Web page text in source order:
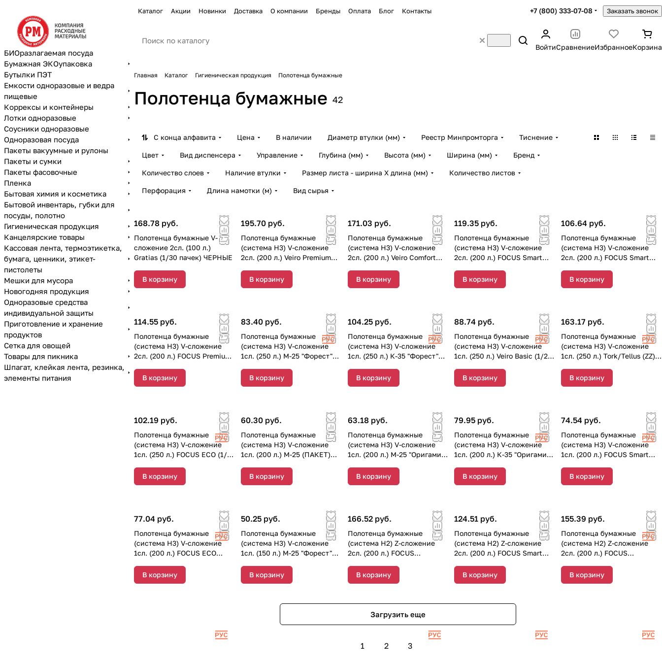
Каталог Акции Новинки Доставка О компании Бренды Оплата Блог Контакты +7 (800) 333-07-08 Заказать звонок
ВойтиСравнениеИзбранноеКорзина
Главная Каталог Гигиеническая продукция Полотенца бумажные
Полотенца бумажные 42
С конца алфавита Цена В наличии Диаметр втулки (мм) Реестр Минпромторга Тиснение
Цвет Вид диспенсера Управление Глубина (мм) Высота (мм) Ширина (мм) Бренд
Количество слоев Наличие втулки Размер листа - ширина Х длина (мм) Количество листов
Перфорация Длина намотки (м) Вид сырья
168.78 руб.
Полотенца бумажные V-
сложение 2сл. (100 л.)
Gratias (1/30 пачек) ЧЕРНЫЕ
В корзину
195.70 руб.
Полотенца бумажные
(система Н3) V-сложение
2сл. (200 л.) Veiro Premium
В корзину
171.03 руб.
Полотенца бумажные
(система Н3) V-сложение
2сл. (200 л.) Veiro Comfort
В корзину
119.35 руб.
Полотенца бумажные
(система Н3) V-сложение
2сл. (200 л.) FOCUS Smart
В корзину
106.64 руб.
Полотенца бумажные
(система Н3) V-сложение
2сл. (200 л.) FOCUS Smart
В корзину
114.55 руб.
Полотенца бумажные
(система Н3) V-сложение
2сл. (200 л.) FOCUS Premium
В корзину
83.40 руб.
Полотенца бумажные
(система Н3) V-сложение
1сл. (250 л.) М-25 "Форест"
В корзину
104.25 руб.
Полотенца бумажные
(система Н3) V-сложение
1сл. (250 л.) К-35 "Форест"
В корзину
88.74 руб.
Полотенца бумажные
(система Н3) V-сложение
1сл. (250 л.) Veiro Basic (1/20
В корзину
163.17 руб.
Полотенца бумажные
(система Н3) V-сложение
1сл. (250 л.) Tork/Tellus (ZZ)
В корзину
102.19 руб.
Полотенца бумажные
(система Н3) V-сложение
1сл. (250 л.) FOCUS ECO (1/15
В корзину
60.30 руб.
Полотенца бумажные
(система Н3) V-сложение
1сл. (200 л.) М-25 (ПАКЕТ)
В корзину
63.18 руб.
Полотенца бумажные
(система Н3) V-сложение
1сл. (200 л.) М-25 "Оригами"
В корзину
79.95 руб.
Полотенца бумажные
(система Н3) V-сложение
1сл. (200 л.) К-35 "Оригами"
В корзину
74.54 руб.
Полотенца бумажные
(система Н3) V-сложение
1сл. (200 л.) FOCUS Smart
В корзину
77.04 руб.
Полотенца бумажные
(система Н3) V-сложение
1сл. (200 л.) FOCUS ECO
В корзину
50.25 руб.
Полотенца бумажные
(система Н3) V-сложение
1сл. (150 л.) М-25 "Форест"
В корзину
166.52 руб.
Полотенца бумажные
(система Н2) Z-сложение
2сл. (200 л.) FOCUS
пачек) 5083802
В корзину
124.51 руб.
Полотенца бумажные
(система Н2) Z-сложение
2сл. (200 л.) FOCUS Smart
В корзину
155.39 руб.
Полотенца бумажные
(система Н2) Z-сложение
2сл. (200 л.) FOCUS
5083775
В корзину
Загрузить еще
1 2 3
БИОразлагаемая посуда
Бумажная ЭКОупаковка
Бутылки ПЭТ
Емкости одноразовые и ведра
пищевые
Коррексы и контейнеры
Лотки одноразовые
Соусники одноразовые
Одноразовая посуда
Пакеты вакуумные и рулоны
Пакеты и сумки
Пакеты фасовочные
Пленка
Бытовая химия и косметика
Бытовой инвентарь, губки для
посуды, полотно
Гигиеническая продукция
Канцелярские товары
Кассовая лента, термоэтикетка,
бумага, ценники, этикет-
пистолеты
Мешки для мусора
Новогодняя продукция
Одноразовые средства
индивидуальной защиты
Приготовление и хранение
продуктов
Сетка для овощей
Товары для пикника
Шпагат, клейкая лента, резинка,
элементы питания